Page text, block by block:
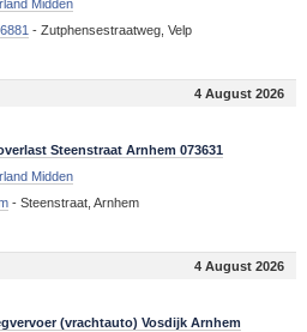
Midden
6881 - Zutphensestraatweg, Velp
4 August 2026
Steenstraat Arnhem 073631
Midden
- Steenstraat, Arnhem
4 August 2026
(vrachtauto) Vosdijk Arnhem